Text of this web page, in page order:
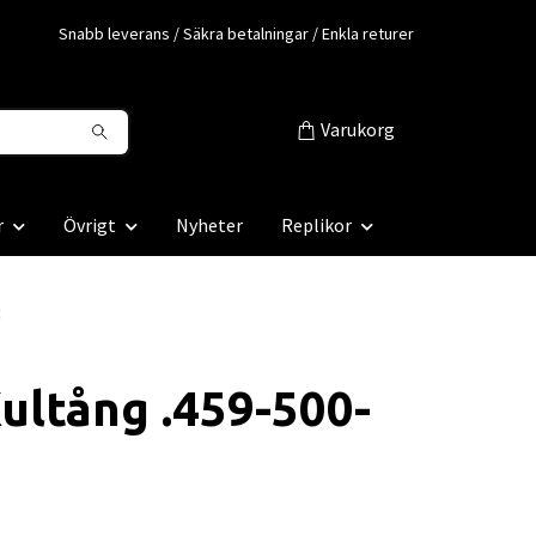
Snabb leverans / Säkra betalningar / Enkla returer
Varukorg
Övrigt Nyheter Replikor
.459-500-